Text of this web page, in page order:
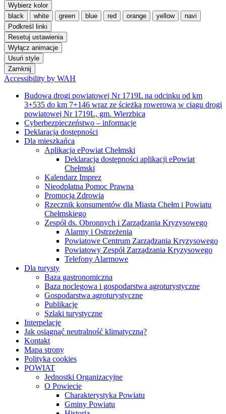
Wybierz kolor
black
white green blue red orange yellow
navi
Podkreśl linki
Resetuj ustawienia
Wyłącz animacje
Usuń style
Zamknij
Accessibility by WAH
Budowa drogi powiatowej Nr 1719L na odcinku od km
3+535 do km 7+146 wraz ze ścieżką rowerową w ciągu drogi
powiatowej Nr 1719L, gm. Wierzbica
Cyberbezpieczeństwo – informacje
Deklaracja dostępności
Dla mieszkańca
Aplikacja ePowiat Chełmski
Deklaracja dostępności aplikacji ePowiat
Chełmski
Kalendarz Imprez
Nieodpłatna Pomoc Prawna
Promocja Zdrowia
Rzecznik konsumentów dla Miasta Chełm i Powiatu
Chełmskiego
Zespół ds. Obronnych i Zarządzania Kryzysowego
Alarmy i Ostrzeżenia
Powiatowe Centrum Zarządzania Kryzysowego
Powiatowy Zespół Zarządzania Kryzysowego
Telefony Alarmowe
Dla turysty
Baza gastronomiczna
Baza noclegowa i gospodarstwa agroturystyczne
Gospodarstwa agroturystyczne
Publikacje
Szlaki turystyczne
Interpelacje
Jak osiągnąć neutralność klimatyczną?
Kontakt
Mapa strony
Polityka cookies
POWIAT
Jednostki Organizacyjne
O Powiecie
Charakterystyka Powiatu
Gminy Powiatu